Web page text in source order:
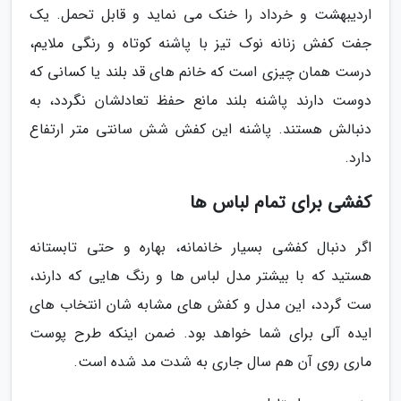
اردیبهشت و خرداد را خنک می نماید و قابل تحمل. یک
جفت کفش زنانه نوک تیز با پاشنه کوتاه و رنگی ملایم،
درست همان چیزی است که خانم های قد بلند یا کسانی که
دوست دارند پاشنه بلند مانع حفظ تعادلشان نگردد، به
دنبالش هستند. پاشنه این کفش شش سانتی متر ارتفاع
دارد.
کفشی برای تمام لباس ها
اگر دنبال کفشی بسیار خانمانه، بهاره و حتی تابستانه
هستید که با بیشتر مدل لباس ها و رنگ هایی که دارند،
ست گردد، این مدل و کفش های مشابه شان انتخاب های
ایده آلی برای شما خواهد بود. ضمن اینکه طرح پوست
ماری روی آن هم سال جاری به شدت مد شده است.